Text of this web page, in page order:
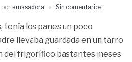
por amasadora Sin comentarios
tenía los panes un poco
llevaba guardada en un tarro
del frigorífico bastantes meses